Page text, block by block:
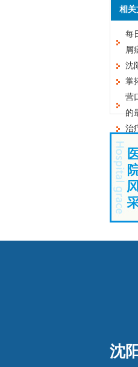
相关
每
屑
沈
掌
营
的
治
沈